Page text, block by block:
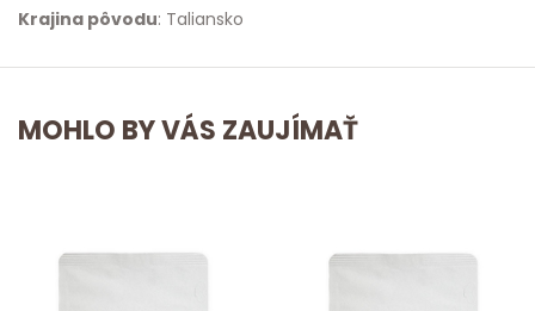
Krajina pôvodu: Taliansko
MOHLO BY VÁS ZAUJÍMAŤ